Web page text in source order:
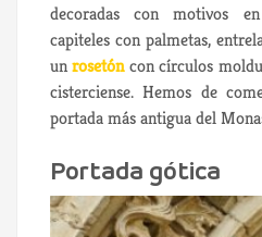
decoradas con motivos
capiteles con palmetas,
unrosetóncon círculos
cisterciense. Hemos de
portada más antigua del
Portada gótica